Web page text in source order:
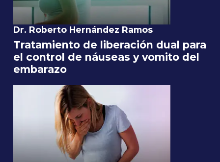
Dr. Roberto Hernández Ramos
Tratamiento de liberación dual para
el control de náuseas y vomito del
embarazo